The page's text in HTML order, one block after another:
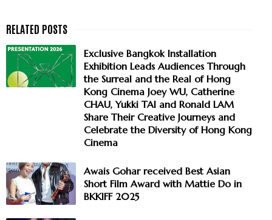
Exclusive Bangkok Installation
Exhibition Leads Audiences Through
the Surreal and the Real of Hong
Kong Cinema Joey WU, Catherine
CHAU, Yukki TAI and Ronald LAM
Share Their Creative Journeys and
Celebrate the Diversity of Hong Kong
Cinema
Awais Gohar received Best Asian
Short Film Award with Mattie Do in
BKKIFF 2025